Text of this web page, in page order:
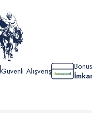
Güvenli Alışveriş